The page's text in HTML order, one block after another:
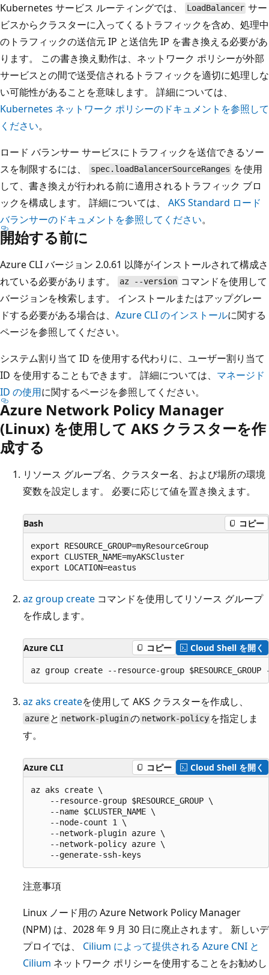
Kubernetes サービス ルーティングでは、
LoadBalancer サー
ビスからクラスターに入ってくるトラフィックを含め、処理中
のトラフィックの送信元 IP と送信先 IP を書き換える必要があ
ります。 この書き換え動作は、ネットワーク ポリシーが外部
サービスとの間で送受信されるトラフィックを適切に処理しな
い可能性があることを意味します。 詳細については、
Kubernetes ネットワーク ポリシーのドキュメントを参照して
ください。
ロード バランサー サービスにトラフィックを送信できるソー
スを制限するには、
spec.loadBalancerSourceRanges を使用
して、書き換えが行われる前に適用されるトラフィック ブロ
ックを構成します。 詳細については、 AKS Standard ロード
バランサーのドキュメントを参照してください。
開始する前に
Azure CLI バージョン 2.0.61 以降がインストールされて構成さ
れている必要があります。
az --version コマンドを使用して
バージョンを検索します。 インストールまたはアップグレー
ドする必要がある場合は、 Azure CLI のインストールに関する
ページを参照してください。
システム割り当て ID を使用する代わりに、ユーザー割り当て
ID を使用することもできます。 詳細については、 マネージド
ID の使用に関するページを参照してください。
Azure Network Policy Manager
(Linux) を使用して AKS クラスターを作
成する
リソース グループ名、クラスター名、および場所の環境
変数を設定します。 必要に応じて値を置き換えます。
Bash コピー
export RESOURCE_GROUP=myResourceGroup
export CLUSTER_NAME=myAKSCluster
az group create コマンドを使用してリソース グループ
を作成します。
Azure CLI コピー Cloud Shell を開く
az aks createを使用して AKS クラスターを作成し、
azure と network-pluginの network-policy を指定しま
す。
Azure CLI コピー Cloud Shell を開く
az aks create \
    --resource-group $RESOURCE_GROUP \
    --name $CLUSTER_NAME \
    --node-count 1 \
    --network-plugin azure \
    --network-policy azure \
注意事項
Linux ノード用の Azure Network Policy Manager
(NPM) は、2028 年 9 月 30 日に廃止されます。 新しいデ
プロイでは、 Cilium によって提供される Azure CNI と
Cilium ネットワーク ポリシーを使用することをお勧めし